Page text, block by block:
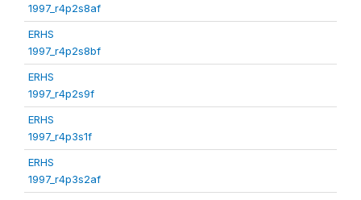
1997_r4p2s8af
ERHS
1997_r4p2s8bf
ERHS
1997_r4p2s9f
ERHS
1997_r4p3s1f
ERHS
1997_r4p3s2af